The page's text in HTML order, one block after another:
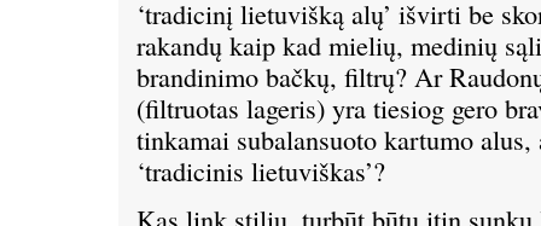
‘tradicinį lietuvišką alų’ išvirti be
rakandų kaip kad mielių, medinių
brandinimo bačkų, filtrų? Ar
(filtruotas lageris) yra tiesiog gero
tinkamai subalansuoto kartumo
‘tradicinis lietuviškas’?